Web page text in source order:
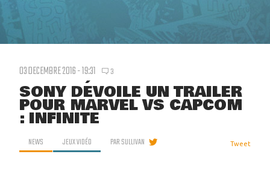
03 DECEMBRE 2016 - 19:31 3
SONY DÉVOILE UN TRAILER
POUR MARVEL VS CAPCOM
: INFINITE
NEWS JEUX VIDÉO PARSULLIVAN Tweet